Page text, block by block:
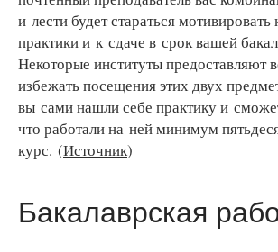
и лести будет стараться
практики и к сдаче в срок вашей
Некоторые институты предоставляют
избежать посещения этих двух
вы сами нашли себе практику и
что работали на ней минимум
курс. (Источник)
Бакалаврская